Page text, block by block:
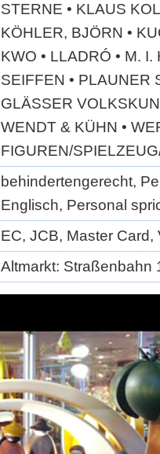
STERNE • KLAUS
KÖHLER, BJÖRN •
KWO • LLADRÓ • M.
SEIFFEN • PLAUNER
GLÄSSER
WENDT & KÜHN •
FIGUREN/
behindertengerecht,
Englisch, Personal
EC, JCB, Master Card,
Altmarkt: Straßenbahn